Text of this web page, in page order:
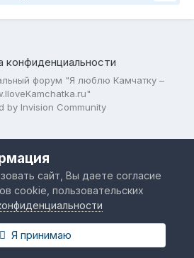
конфиденциальности
форум "Я люблю Камчатку –
by Invision Community
сайт, Вы даете согласие
cookie, пользовательских
Я принимаю